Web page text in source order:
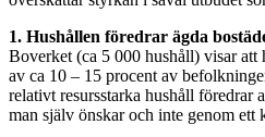
1. Hushållen föredrar ägda
Boverket (ca 5 000 hushåll) visar att
av ca 10 – 15 procent av
relativt resursstarka hushåll föredrar
man själv önskar och inte genom ett